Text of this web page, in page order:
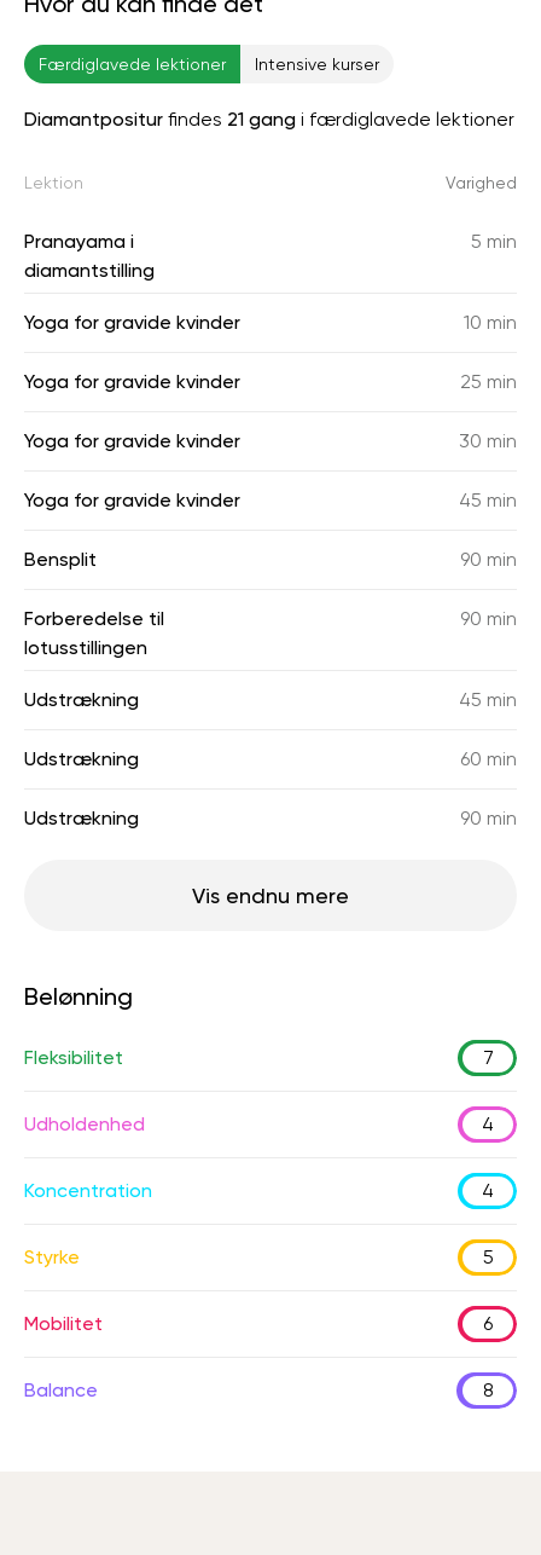
Færdiglavede lektioner Intensive kurser
Diamantpositur findes 21 gang i færdiglavede lektioner
Lektion Varighed
Pranayama i
diamantstilling
5 min
Yoga for gravide kvinder 10 min
Yoga for gravide kvinder 25 min
Yoga for gravide kvinder 30 min
Yoga for gravide kvinder 45 min
Bensplit 90 min
Forberedelse til
lotusstillingen
90 min
Udstrækning 45 min
Udstrækning 60 min
Udstrækning 90 min
Vis endnu mere
Belønning
Fleksibilitet 7
Udholdenhed 4
Koncentration 4
Styrke 5
Mobilitet 6
Balance 8